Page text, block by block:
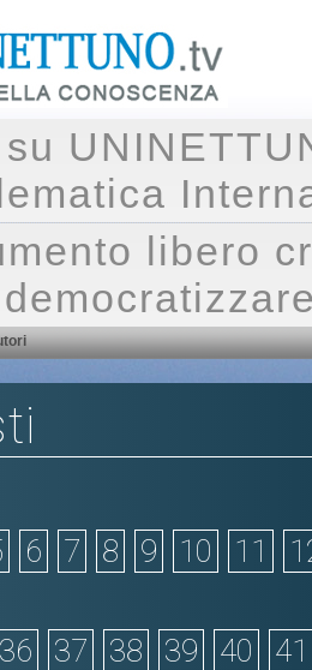
libero
6 7 8 9 10 11
36 37 38 39 40 41